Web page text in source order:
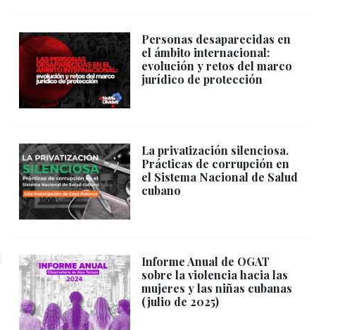
Personas desaparecidas en
el ámbito internacional:
evolución y retos del marco
jurídico de protección
La privatización silenciosa.
Prácticas de corrupción en
el Sistema Nacional de Salud
cubano
Informe Anual de OGAT
sobre la violencia hacia las
mujeres y las niñas cubanas
(julio de 2025)